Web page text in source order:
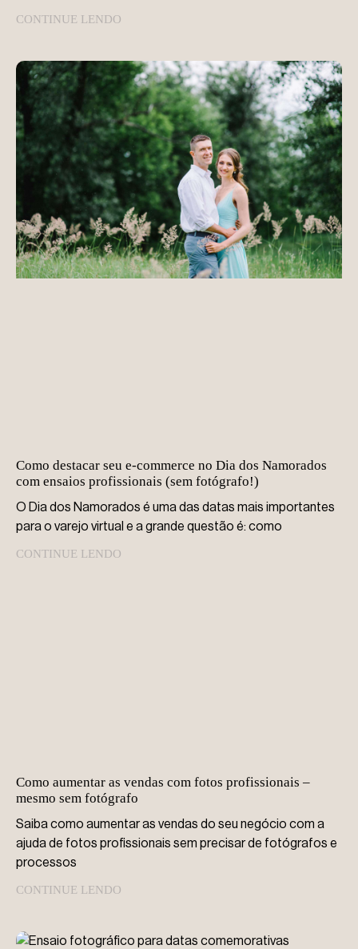
CONTINUE LENDO
Como destacar seu e-commerce no Dia dos Namorados
com ensaios profissionais (sem fotógrafo!)
O Dia dos Namorados é uma das datas mais importantes
para o varejo virtual e a grande questão é: como
CONTINUE LENDO
Como aumentar as vendas com fotos profissionais –
mesmo sem fotógrafo
Saiba como aumentar as vendas do seu negócio com a
ajuda de fotos profissionais sem precisar de fotógrafos e
processos
CONTINUE LENDO